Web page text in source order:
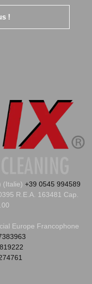
!
(Italie) +39 0545 994589
R.E.A. 163481 Cap.
Europe Francophone